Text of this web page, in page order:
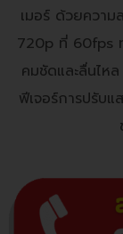
เมอร์ ด้วยควา
720p ที่ 60fps
คมชัดและลื่นไห
ฟีเจอร์การปรับ